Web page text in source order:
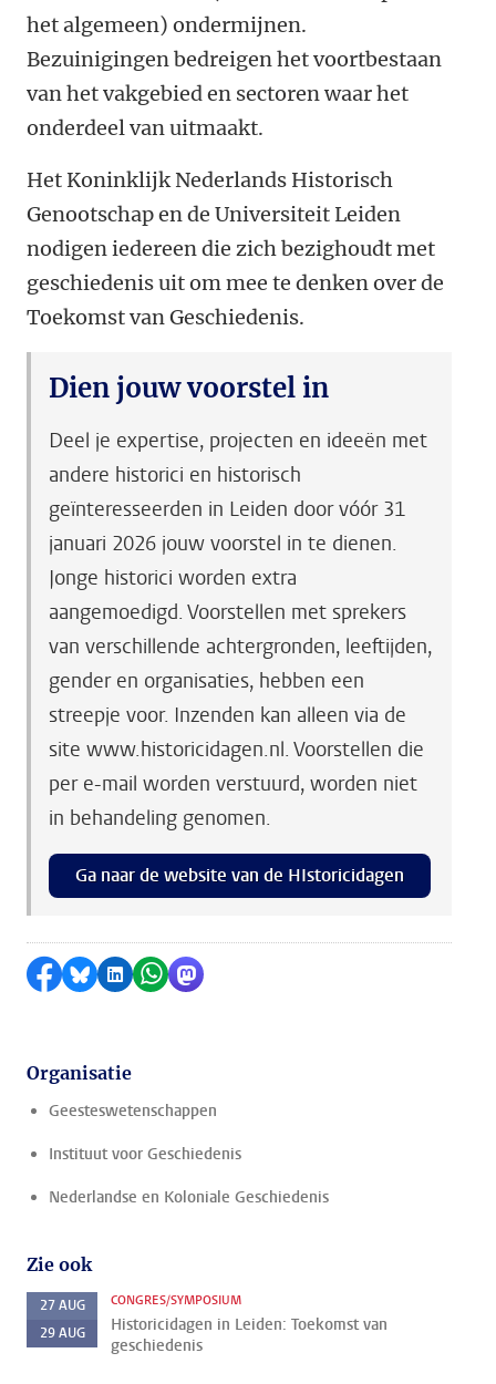
het algemeen) ondermijnen.
Bezuinigingen bedreigen het voortbestaan
van het vakgebied en sectoren waar het
onderdeel van uitmaakt.
Het Koninklijk Nederlands Historisch
Genootschap en de Universiteit Leiden
nodigen iedereen die zich bezighoudt met
geschiedenis uit om mee te denken over de
Toekomst van Geschiedenis.
Dien jouw voorstel in
Deel je expertise, projecten en ideeën met
andere historici en historisch
geïnteresseerden in Leiden door vóór 31
januari 2026 jouw voorstel in te dienen.
Jonge historici worden extra
aangemoedigd. Voorstellen met sprekers
van verschillende achtergronden, leeftijden,
gender en organisaties, hebben een
streepje voor. Inzenden kan alleen via de
site www.historicidagen.nl. Voorstellen die
per e-mail worden verstuurd, worden niet
in behandeling genomen.
Ga naar de website van de HIstoricidagen
Delen op Facebook
Delen via Bluesky
Delen op LinkedIn
Delen via WhatsApp
Delen via Mastodon
Organisatie
Geesteswetenschappen
Instituut voor Geschiedenis
Nederlandse en Koloniale Geschiedenis
Zie ook
27AUG
29AUG
CONGRES/SYMPOSIUM
Historicidagen in Leiden: Toekomst van
geschiedenis